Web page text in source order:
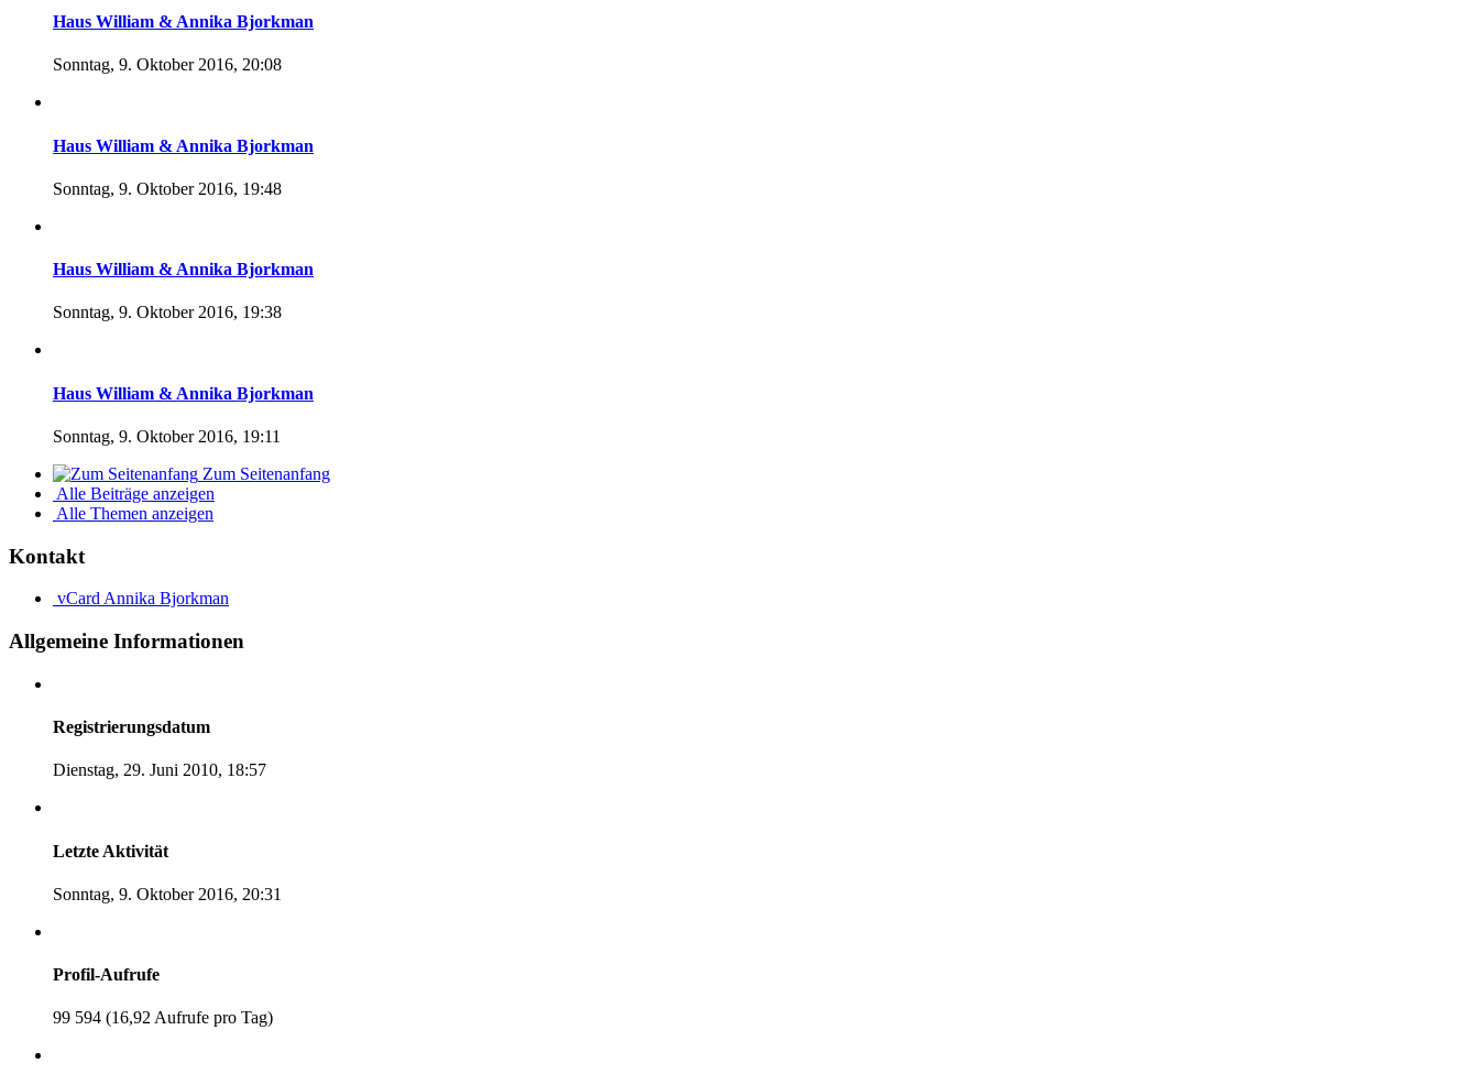
Haus William & Annika Bjorkman
Sonntag, 9. Oktober 2016, 20:08
Haus William & Annika Bjorkman
Sonntag, 9. Oktober 2016, 19:48
Haus William & Annika Bjorkman
Sonntag, 9. Oktober 2016, 19:38
Haus William & Annika Bjorkman
Sonntag, 9. Oktober 2016, 19:11
Zum Seitenanfang
Alle Beiträge anzeigen
Alle Themen anzeigen
Kontakt
vCard Annika Bjorkman
Allgemeine Informationen
Registrierungsdatum
Dienstag, 29. Juni 2010, 18:57
Letzte Aktivität
Sonntag, 9. Oktober 2016, 20:31
Profil-Aufrufe
99 594 (16,92 Aufrufe pro Tag)